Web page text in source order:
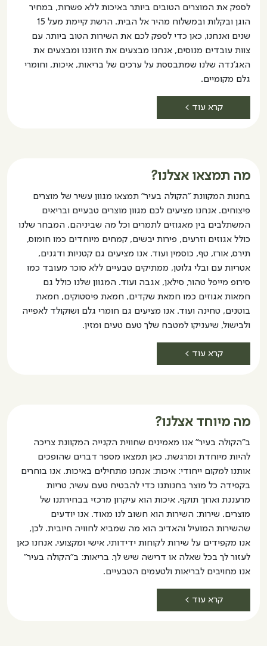
לספק את המוצרים הטובים ביותר באיכות ללא פשרות, במחיר
הוגן ובקלות ובמשלוח מהיר אל הבית. הרשת קיימת מעל 15
שנים ואנחנו, כאן כדי לספק לכם את השירות הטוב ביותר. עם
צוות עובדים מנוסים, אנחנו מבצעים את חזוננו ומבצעים את
האג'נדה שלנו שמתבססת על ערכים של בריאות, איכות, וחומרי
גלם מקומיים.
קרא עוד >
מה תמצאו אצלנו?
בחנות המקוונת "הקולה בעיר" תמצאו מגוון עשיר של מוצרים
פיצוחים. אנחנו מציעים לכם מגוון מוצרים טבעיים ובריאים
המשתלבים בין מאגוזים לתמרים וכל מה שביניהם. המבחר שלנו
כולל אגוזים וזרעים, פירות יבשים, קמחים מיוחדים כמו חומוס,
תירס, אורז, טף, כוסמין ועוד. אנו מציעים גם קטניות ודגנים,
אטריות עם ובלי גלוטן, ממתיקים טבעיים ללא סוכר מעובד כמו
סירופ מייפל טהור, סילאן, אגבה ועוד. המגוון שלנו כולל גם
חמאות אגוזים כמו חמאת שקדים, חמאת פיסטוקים, חמאת
בוטנים, טחינה ועוד. אנו מציעים גם חומרי גלם ושוקולד לאפייה
ולבישול, שיעניקו למטבח שלך טעם טעים ומזין.
קרא עוד >
מה מיוחד אצלנו?
ב"הקולה בעיר" אנו מאמינים שחווית הקנייה המקוונת צריכה
להיות מיוחדת ומרגשת. כאן תמצאו מספר דברים שהופכים
אותנו למקום ייחודי: איכות: אנחנו מתחילים באיכות. אנו בוחרים
בקפידה כל מוצר בחנותנו כדי להבטיח טעם עשיר, טריות
מרעננת וארוך תוקף. איכות הוא עיקרון מרכזי בבחירתנו של
מוצרים. שירות: השירות הוא חשוב לנו מאוד. אנו יודעים
שהשירות המועיל והאדיב הוא מה שמביא לחוויה חיובית. לכן,
אנו מקפידים על שירות לקוחות ידידותי, אישי ומקצועי. אנחנו כאן
לעזור לך בכל שאלה או דרישה שיש לך. בריאות: ב"הקולה בעיר"
אנו מחויבים לבריאות ולטעמים הטבעיים.
קרא עוד >